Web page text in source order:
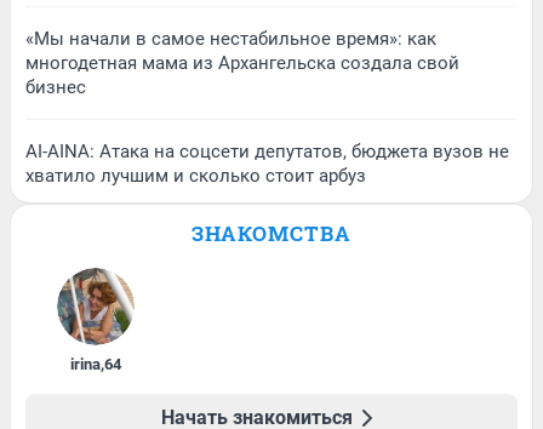
«Мы начали в самое нестабильное время»: как
многодетная мама из Архангельска создала свой
бизнес
AI-AINA: Атака на соцсети депутатов, бюджета вузов не
хватило лучшим и сколько стоит арбуз
ЗНАКОМСТВА
irina,64
Начать знакомиться